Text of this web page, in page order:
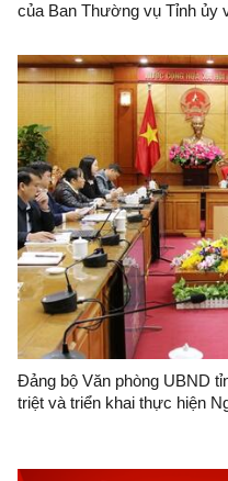
của Ban Thường vụ Tỉnh ủy
Đảng bộ Văn phòng UBND
triệt và triển khai thực hiện